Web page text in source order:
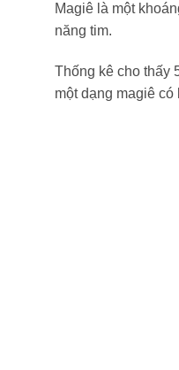
Magiê là một
năng tim.
Thống kê cho thấy
một dạng magiê